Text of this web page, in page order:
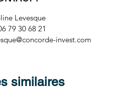
Levesque
79 30 68 21
invest.com
similaires